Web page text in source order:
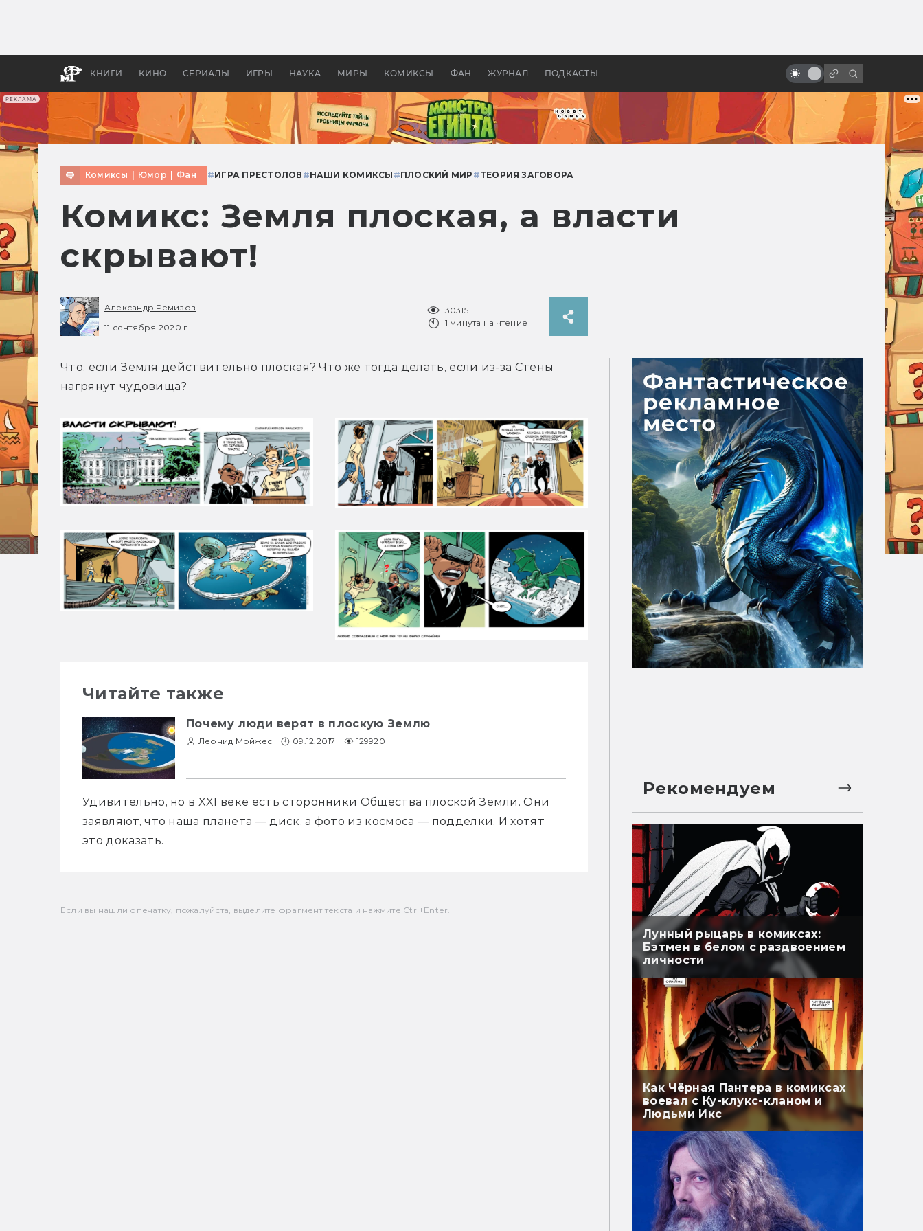
РЕКЛАМА
КНИГИ КИНО СЕРИАЛЫ ИГРЫ НАУКА МИРЫ КОМИКСЫ ФАН ЖУРНАЛ ПОДКАСТЫ
апокалипсис, в России —
бы «Властелина колец»
инопланетян и будущее
Комиксы Юмор Фан #ИГРА ПРЕСТОЛОВ #НАШИ КОМИКСЫ #ПЛОСКИЙ МИР #ТЕОРИЯ ЗАГОВОРА
Комикс: Земля плоская, а власти
скрывают!
Александр Ремизов
11 сентября 2020 г.
30315
1 минута на чтение
Что, если Земля действительно плоская? Что же тогда делать, если из-за Стены
нагрянут чудовища?
Читайте также
Почему люди верят в плоскую Землю
Леонид Мойжес 09.12.2017 129920
Удивительно, но в XXI веке есть сторонники Общества плоской Земли. Они
заявляют, что наша планета — диск, а фото из космоса — подделки. И хотят
это доказать.
Если вы нашли опечатку, пожалуйста, выделите фрагмент текста и нажмите Ctrl+Enter.
Рекомендуем
Лунный рыцарь в комиксах:
Бэтмен в белом с раздвоением
личности
Как Чёрная Пантера в комиксах
воевал с Ку-клукс-кланом и
Людьми Икс